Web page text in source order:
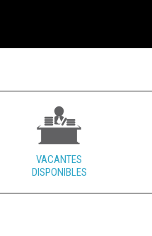
VACANTES
DISPONIBLES